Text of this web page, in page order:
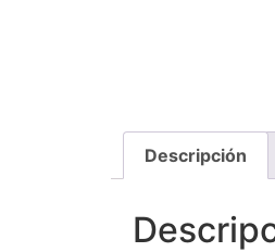
Descripción